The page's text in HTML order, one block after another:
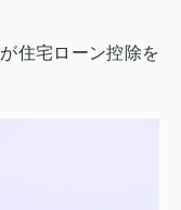
住宅ローン控除を